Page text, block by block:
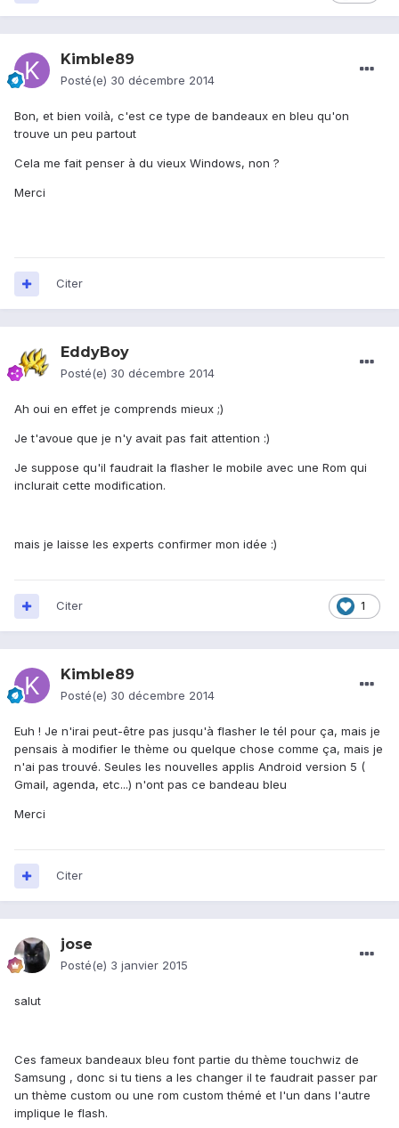
Kimble89
Posté(e) 30 décembre 2014
Bon, et bien voilà, c'est ce type de bandeaux en bleu qu'on
trouve un peu partout
Cela me fait penser à du vieux Windows, non ?
Merci
Citer
EddyBoy
Posté(e) 30 décembre 2014
Ah oui en effet je comprends mieux ;)
Je t'avoue que je n'y avait pas fait attention :)
Je suppose qu'il faudrait la flasher le mobile avec une Rom qui
inclurait cette modification.
mais je laisse les experts confirmer mon idée :)
1
Citer
Kimble89
Posté(e) 30 décembre 2014
Euh ! Je n'irai peut-être pas jusqu'à flasher le tél pour ça, mais je
pensais à modifier le thème ou quelque chose comme ça, mais je
n'ai pas trouvé. Seules les nouvelles applis Android version 5 (
Gmail, agenda, etc...) n'ont pas ce bandeau bleu
Merci
Citer
jose
Posté(e) 3 janvier 2015
salut
Ces fameux bandeaux bleu font partie du thème touchwiz de
Samsung , donc si tu tiens a les changer il te faudrait passer par
un thème custom ou une rom custom thémé et l'un dans l'autre
implique le flash.